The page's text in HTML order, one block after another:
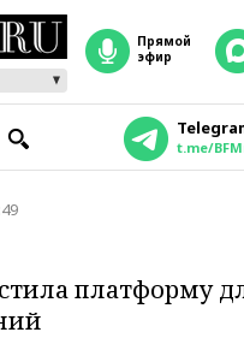
прямой
эфир
t.me/
платформу